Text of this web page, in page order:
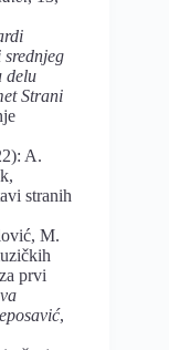
srednjeg
delu
Strani
A.
stranih
M.
prvi
,